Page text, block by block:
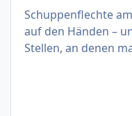
Schuppenflechte
auf den Händen –
Stellen, an denen